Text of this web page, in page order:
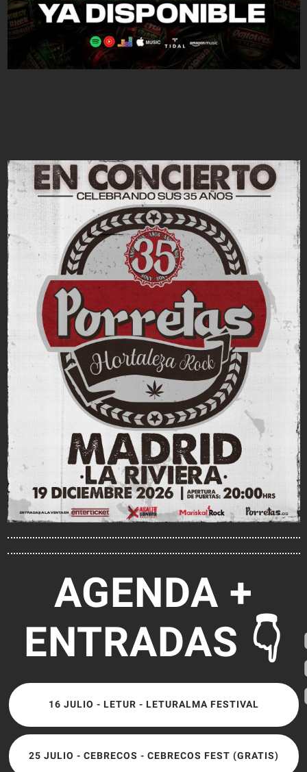
AGENDA +
ENTRADAS 👇
16 JULIO - LETUR - LETURALMA FESTIVAL
25 JULIO - CEBRECOS - CEBRECOS FEST (GRATIS)